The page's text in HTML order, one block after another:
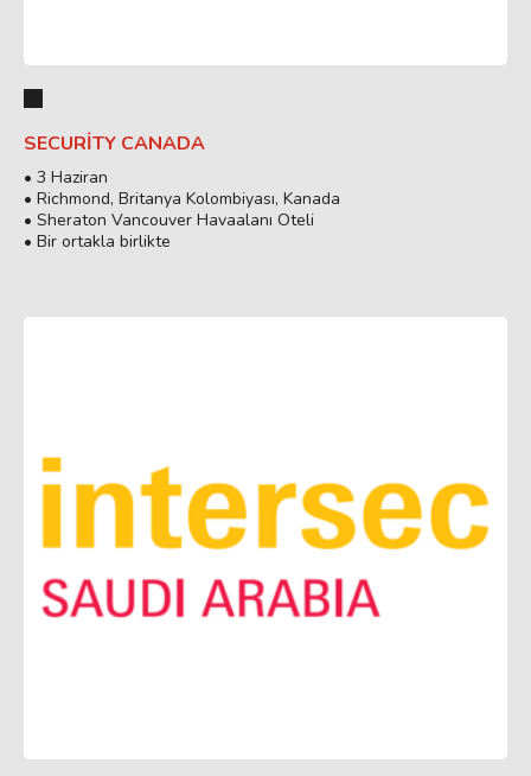
SECURITY CANADA
• 3 Haziran
• Richmond, Britanya Kolombiyası, Kanada
• Sheraton Vancouver Havaalanı Oteli
• Bir ortakla birlikte